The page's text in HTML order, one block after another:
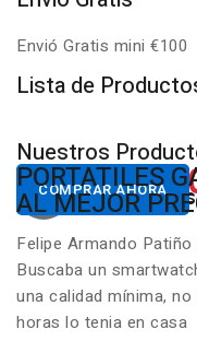
Envió Gratis mini €100
Lista de
Nuestros
Desde
COMPRAR AHORA
NUESTROS PC
GAMING RGB
Desde
COMPRAR AHORA
PORTATILES
AL MEJOR
Nuestros
Felipe Armando
Buscaba un
una calidad mínima,
horas lo tenia en casa